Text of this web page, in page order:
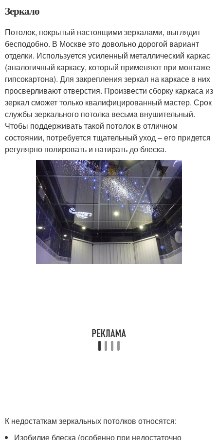
Зеркало
Потолок, покрытый настоящими зеркалами, выглядит
бесподобно. В Москве это довольно дорогой вариант
отделки. Используется усиленный металлический каркас
(аналогичный каркасу, который применяют при монтаже
гипсокартона). Для закрепления зеркал на каркасе в них
просверливают отверстия. Произвести сборку каркаса из
зеркал сможет только квалифицированный мастер. Срок
службы зеркального потолка весьма внушительный.
Чтобы поддерживать такой потолок в отличном
состоянии, потребуется тщательный уход – его придется
регулярно полировать и натирать до блеска.
К недостаткам зеркальных потолков относятся:
Изобилие блеска (особенно при недостаточно